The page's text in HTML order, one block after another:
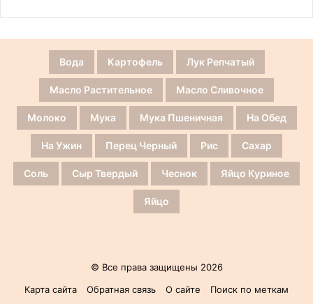
Вода Картофель Лук Репчатый
Масло Растительное Масло Сливочное
Молоко Мука Мука Пшеничная На Обед
На Ужин Перец Черный Рис Сахар
Соль Сыр Твердый Чеснок Яйцо Куриное
Яйцо
© Все права защищены 2026
Карта сайта
Обратная связь О сайте Поиск по меткам